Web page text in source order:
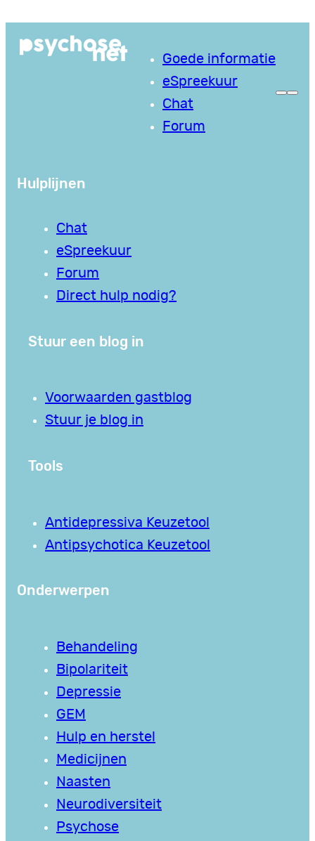
naar
Goede informatie
eSpreekuur
Chat
Forum
Hulplijnen
Chat
eSpreekuur
Forum
Direct hulp nodig?
Stuur een blog in
Voorwaarden gastblog
Stuur je blog in
Tools
Antidepressiva Keuzetool
Antipsychotica Keuzetool
Onderwerpen
Behandeling
Bipolariteit
Depressie
GEM
Hulp en herstel
Medicijnen
Naasten
Neurodiversiteit
Psychose